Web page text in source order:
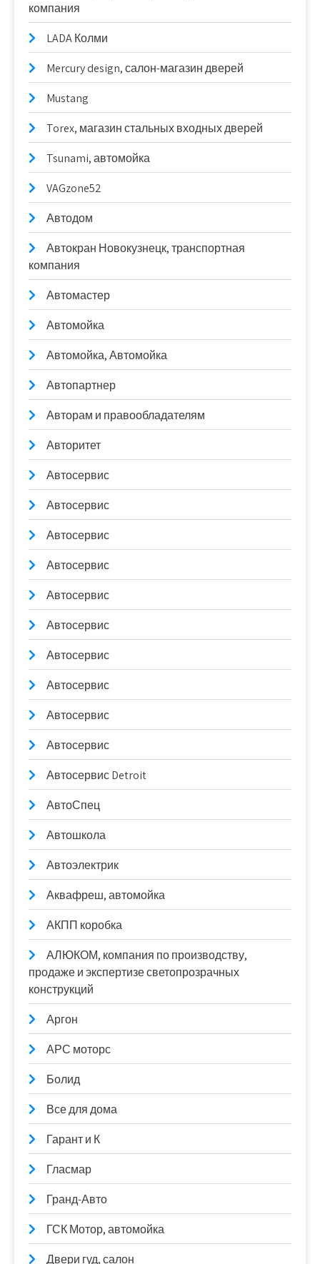
компания
LADA Колми
Mercury design, салон-магазин дверей
Mustang
Torex, магазин стальных входных дверей
Tsunami, автомойка
VAGzone52
Автодом
Автокран Новокузнецк, транспортная
компания
Автомастер
Автомойка
Автомойка, Автомойка
Автопартнер
Авторам и правообладателям
Авторитет
Автосервис
Автосервис
Автосервис
Автосервис
Автосервис
Автосервис
Автосервис
Автосервис
Автосервис
Автосервис
Автосервис Detroit
АвтоСпец
Автошкола
Автоэлектрик
Аквафреш, автомойка
АКПП коробка
АЛЮКОМ, компания по производству,
продаже и экспертизе светопрозрачных
конструкций
Аргон
АРС моторс
Болид
Все для дома
Гарант и К
Гласмар
Гранд-Авто
ГСК Мотор, автомойка
Двери гуд, салон